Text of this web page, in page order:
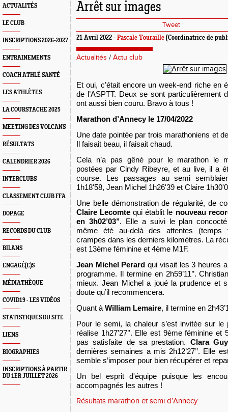
ACTUALITÉS
LE CLUB
INSCRIPTIONS 2026-2027
ENTRAINEMENTS
COACH ATHLÉ SANTÉ
LES ATHLÈTES
LA COURSTACHE 2025
MEETING DES VOLCANS
RÉSULTATS
CALENDRIER 2026
INTERCLUBS
CLASSEMENT CLUB FFA
DOPAGE
RECORDS DU CLUB
BILANS
ENGAGÉ(E)S
MÉDIATHÈQUE
COVID19 - LES VIDÉOS
STATISTIQUES DU SITE
LIENS
BIOGRAPHIES
INSCRIPTIONS À PARTIR
DU 1ER JUILLET 2026
Arrêt sur images
Tweet
21 Avril 2022 - Pascale Touraille (Coordinatrice de
Actualités / Actu club
Et oui, c’était encore un week-end riche en
de l’ASPTT. Deux se sont particulièrement
ont aussi bien couru. Bravo à tous !
Marathon d’Annecy le 17/04/2022
Une date pointée par trois marathoniens et
Il faisait beau, il faisait chaud.
Cela n’a pas gênépour le marathon le
postées par Cindy Ribeyre, et au live, il a
course. Les passages au semi semblai
1h18'58, Jean Michel 1h26'39 et Claire
Une belle démonstration de régularité, de
Claire Lecomte qui établit le nouveau
en 3h02’03’’. Elle a suivi le plan
même été au-delà des attentes (temps
crampes dans les derniers kilomètres. La
est 13ème féminine et 4ème M1F.
Jean Michel Perardqui visait les 3 heures
programme. Il termine en 2h59’11’’.
mieux. Jean Michel a joué la prudence et
doute qu’il recommencera.
Quant à William Lemaire, il termine en
Pour le semi, la chaleur s’est invitée sur le
réalise 1h27’27’’. Elle est 9ème féminine
pas satisfaite de sa prestation. Clara
dernières semaines a mis 2h12’27’’. Elle
semble s’imposer pour bien récupérer et
Un bel esprit d'équipe puisque les
accompagnés les autres !
Résultats marathon et semi d’Annecy